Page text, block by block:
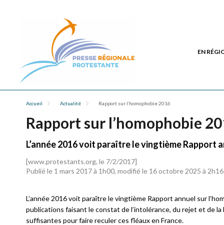
EN
Accueil Actualité Rapport sur l’homophobie 2016
Rapport sur l’homophobie
L’année 2016 voit paraître le vingtième Rapport
[www.protestants.org, le 7/2/2017]
Publié le 1 mars 2017 à 1h00, modifié le 16 octobre 2025 à 2h16
L’année 2016 voit paraître le vingtième Rapport annuel sur
publications faisant le constat de l’intolérance, du rejet et de
suffisantes pour faire reculer ces fléaux en France.